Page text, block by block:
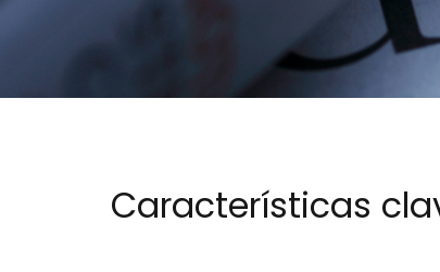
Características